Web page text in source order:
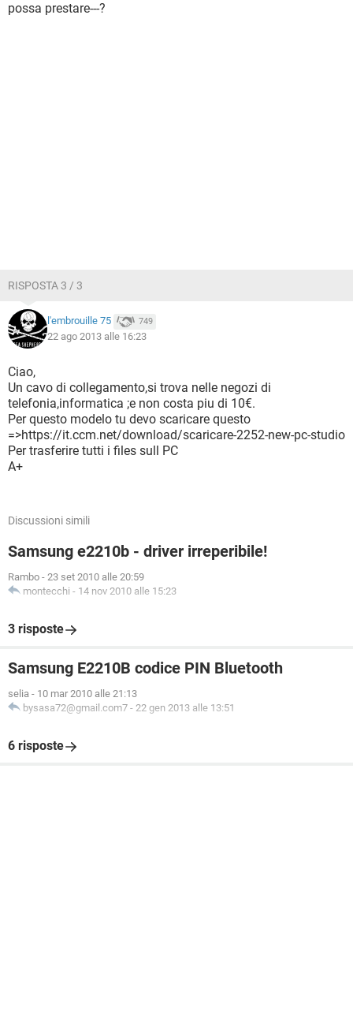
possa prestare---?
RISPOSTA 3 / 3
l'embrouille 75 749
22 ago 2013 alle 16:23
Ciao,
Un cavo di collegamento,si trova nelle negozi di
telefonia,informatica ;e non costa piu di 10€.
Per questo modelo tu devo scaricare questo
=>https://it.ccm.net/download/scaricare-2252-new-pc-studio
Per trasferire tutti i files sull PC
A+
Discussioni simili
Samsung e2210b - driver irreperibile!
Rambo - 23 set 2010 alle 20:59
montecchi - 14 nov 2010 alle 15:23
3 risposte
Samsung E2210B codice PIN Bluetooth
selia - 10 mar 2010 alle 21:13
bysasa72@gmail.com7 - 22 gen 2013 alle 13:51
6 risposte